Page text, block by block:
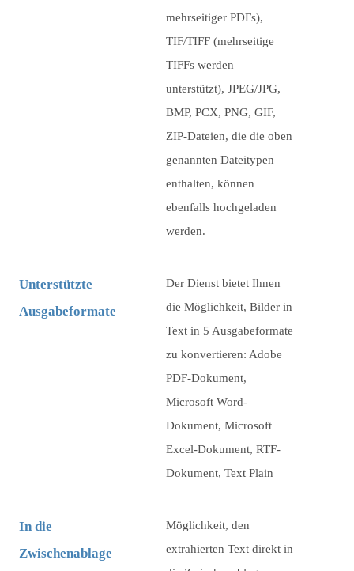
mehrseitiger PDFs),
TIF/TIFF (mehrseitige
TIFFs werden
unterstützt), JPEG/JPG,
BMP, PCX, PNG, GIF,
ZIP-Dateien, die die oben
genannten Dateitypen
enthalten, können
ebenfalls hochgeladen
werden.
Unterstützte
Ausgabeformate
Der Dienst bietet Ihnen
die Möglichkeit, Bilder in
Text in 5 Ausgabeformate
zu konvertieren: Adobe
PDF-Dokument,
Microsoft Word-
Dokument, Microsoft
Excel-Dokument, RTF-
Dokument, Text Plain
In die
Zwischenablage
Möglichkeit, den
extrahierten Text direkt in